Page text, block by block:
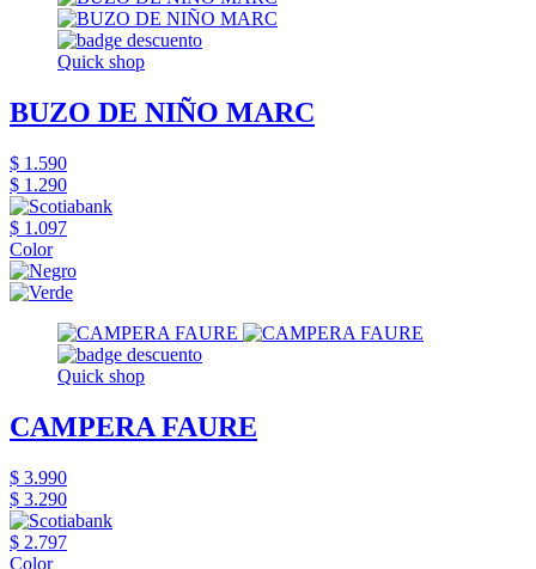
Quick shop
BUZO DE NIÑO MARC
$ 1.590
$ 1.290
$ 1.097
Color
Quick shop
CAMPERA FAURE
$ 3.990
$ 3.290
$ 2.797
Color